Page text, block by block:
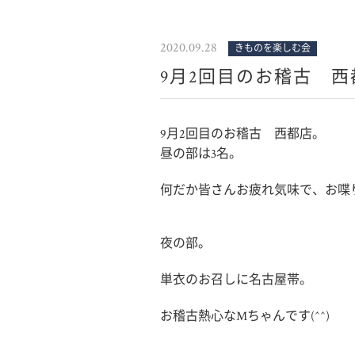
2020.09.28 きものを楽しむ会
9月2回目のお稽古 西
9月2回目のお稽古 西都店。
昼の部は3名。
何だか皆さんお疲れ気味で、お喋
夜の部。
単衣のお召しに名古屋帯。
お稽古熱心なMちゃんです(^^)